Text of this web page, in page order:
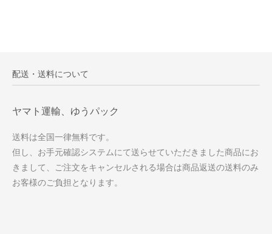
配送・送料について
ヤマト運輸、ゆうパック
送料は全国一律無料です。
但し、お手元確認システムにて送らせていただきました商品にお
きまして、ご注文をキャンセルされる場合は商品返送の送料のみ
お客様のご負担となります。